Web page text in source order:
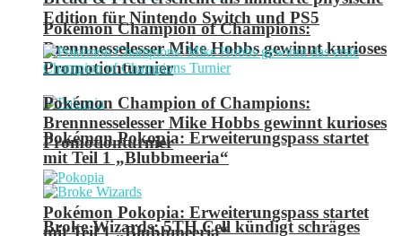
Pokémon Champion of Champions:
Brennnesselesser Mike Hobbs gewinnt kurioses
Promotionturnier
Pokémon Pokopia: Erweiterungspass startet
mit Teil 1 „Blubbmeeria“
Broke Wizards: 5TH Cell kündigt schräges
Edition für Nintendo Switch und PS5
Pokémon Champion of Champions:
Brennnesselesser Mike Hobbs gewinnt kurioses
Promotionturnier
Pokémon Pokopia: Erweiterungspass startet
mit Teil 1 „Blubbmeeria“